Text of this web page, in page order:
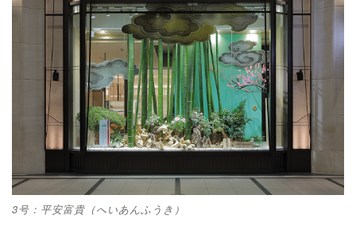
3号：平安富貴（へいあんふうき）